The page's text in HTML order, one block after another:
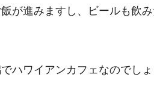
が進みますし、ビールも飲
ハワイアンカフェなのでし